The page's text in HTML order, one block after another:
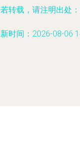
转载，请注明出处
时间：2026-08-06